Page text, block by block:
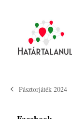
previous
Pásztorjáték 2024